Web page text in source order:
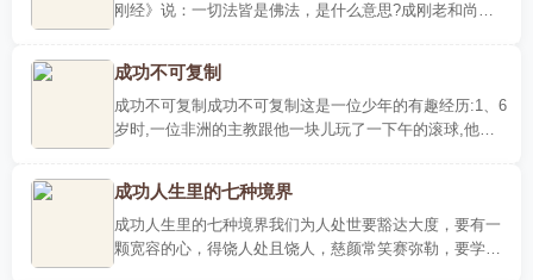
刚经》说：一切法皆是佛法，是什么意思?成刚老和尚：
成功不可复制
成功不可复制成功不可复制这是一位少年的有趣经历:1、6
岁时,一位非洲的主教跟他一块儿玩了一下午的滚球,他觉
成功人生里的七种境界
成功人生里的七种境界我们为人处世要豁达大度，要有一
颗宽容的心，得饶人处且饶人，慈颜常笑赛弥勒，要学弥